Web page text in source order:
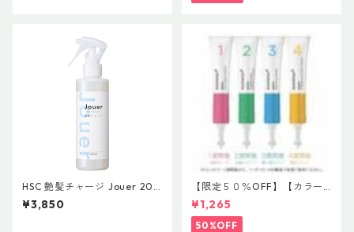
HSC 艶髪チャージ Jouer 200
mL ＆ HSC 艶髪チャージ M
ou 200mL
¥3,850
【限定５０％OFF】【カラー
ヘアにおすすめ】ウエラ カ
ラーモーション+ 4ウィーク プ
ログラム 20ml×４ ￥2,530円
¥1,265
50%OFF